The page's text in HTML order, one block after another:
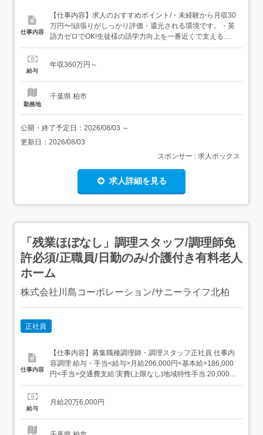
仕事内容
【仕事内容】求人のおすすめポイント/・未経験から月収30
万円〜!頑張りがしっかり評価・還元される環境です。・英
語力ゼロでOK!生徒様の語学力向上を一番近くで支える
「伴走者」として活躍。・裁量のある校舎運営!アイデアを
す。<具体的な仕事内容>英会話スクール「NOVA」の校舎
給与
年収360万円～
勤務地
千葉県 柏市
公開・終了予定日： 2026/08/03 ～
更新日： 2026/08/03
スポンサー : 求人ボックス
求人詳細を見る
「残業ほぼなし」調理スタッフ/調理師免
許必須/正職員/日勤のみ/介護付き有料老人
ホーム
株式会社川島コーポレーション/サニーライフ北柏
正社員
仕事内容
【仕事内容】募集職種調理師・調理スタッフ正社員 仕事内
容調理 給与・手当<給与>月給206,000円<基本給>186,000
円<手当>交通費支給:実費(上限なし)地域特性手当:20,000円
住宅手当:家賃45,000円以上50,000円未満:10,000円 50,000
手当:被扶養配...
給与
月給20万6,000円